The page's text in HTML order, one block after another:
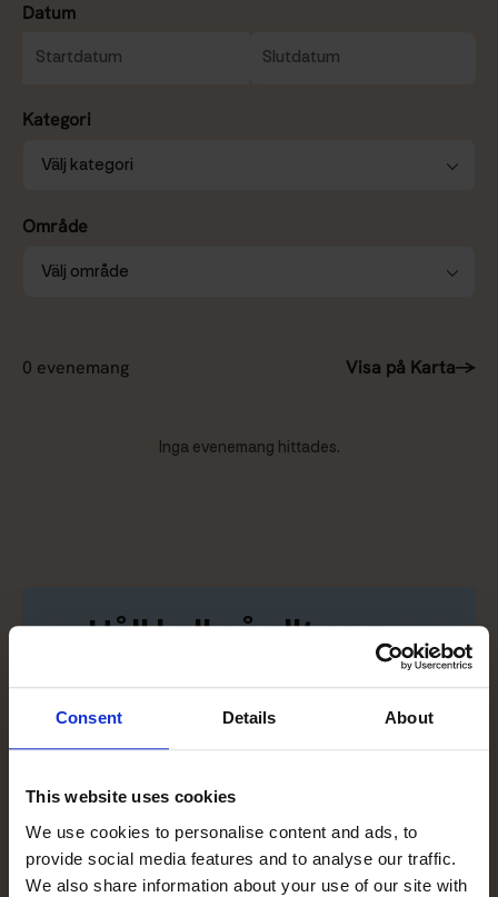
Consent Details About
This website uses cookies
We use cookies to personalise content and ads, to
provide social media features and to analyse our traffic.
We also share information about your use of our site with
Datum
Kategori
Område
0 evenemang Visa på Karta→
Inga evenemang hittades.
Håll koll på allt som
händer på Åland
direkt i din inkorg.
Få nyhetsbrevet